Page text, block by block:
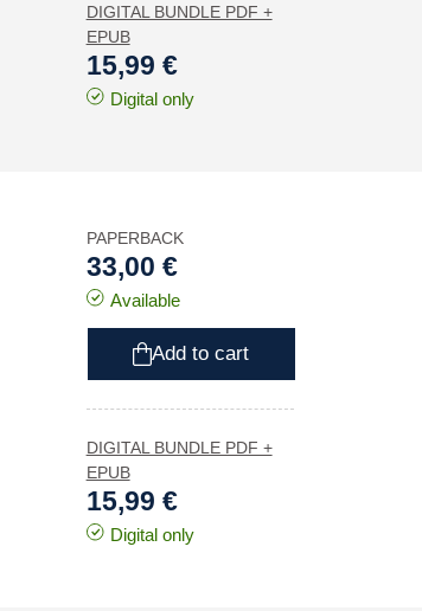
DIGITAL BUNDLE PDF +
EPUB
15,99 €
Digital only
PAPERBACK
33,00 €
Available
Add to cart
DIGITAL BUNDLE PDF +
EPUB
15,99 €
Digital only